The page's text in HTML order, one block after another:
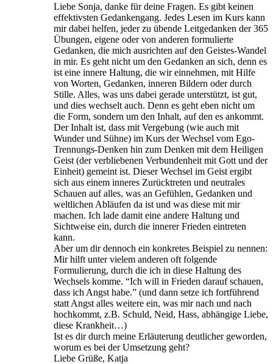
Liebe Sonja, danke für deine Fragen. Es gibt keinen
effektivsten Gedankengang. Jedes Lesen im Kurs kann
mir dabei helfen, jeder zu übende Leitgedanken der 365
Übungen, eigene oder von anderen formulierte
Gedanken, die mich ausrichten auf den Geistes-Wandel
in mir. Es geht nicht um den Gedanken an sich, denn es
ist eine innere Haltung, die wir einnehmen, mit Hilfe
von Worten, Gedanken, inneren Bildern oder durch
Stille. Alles, was uns dabei gerade unterstützt, ist gut,
und dies wechselt auch. Denn es geht eben nicht um
die Form, sondern um den Inhalt, auf den es ankommt.
Der Inhalt ist, dass mit Vergebung (wie auch mit
Wunder und Sühne) im Kurs der Wechsel vom Ego-
Trennungs-Denken hin zum Denken mit dem Heiligen
Geist (der verbliebenen Verbundenheit mit Gott und der
Einheit) gemeint ist. Dieser Wechsel im Geist ergibt
sich aus einem inneres Zurücktreten und neutrales
Schauen auf alles, was an Gefühlen, Gedanken und
weltlichen Abläufen da ist und was diese mit mir
machen. Ich lade damit eine andere Haltung und
Sichtweise ein, durch die innerer Frieden eintreten
kann.
Aber um dir dennoch ein konkretes Beispiel zu nennen:
Mir hilft unter vielem anderen oft folgende
Formulierung, durch die ich in diese Haltung des
Wechsels komme. “Ich will in Frieden darauf schauen,
dass ich Angst habe.” (und dann setze ich fortführend
statt Angst alles weitere ein, was mir nach und nach
hochkommt, z.B. Schuld, Neid, Hass, abhängige Liebe,
diese Krankheit…)
Ist es dir durch meine Erläuterung deutlicher geworden,
worum es bei der Umsetzung geht?
Liebe Grüße, Katja